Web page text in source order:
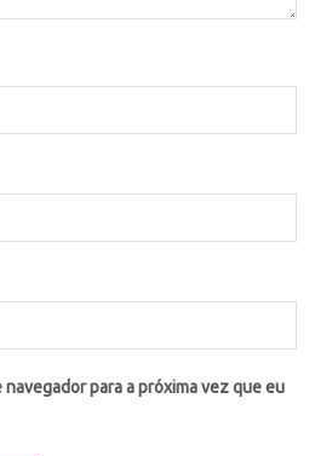
para a próxima vez que eu